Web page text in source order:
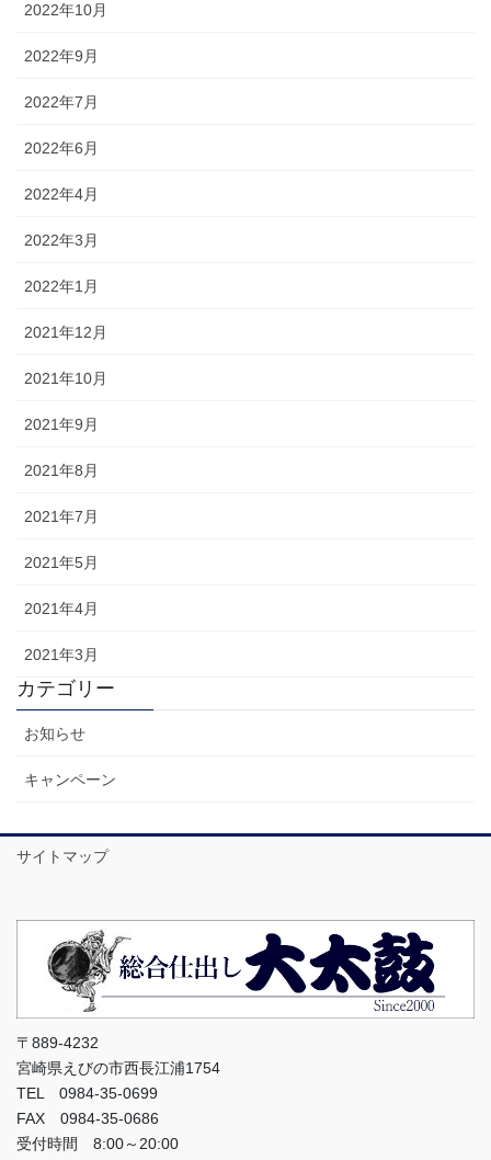
2022年10月
2022年9月
2022年7月
2022年6月
2022年4月
2022年3月
2022年1月
2021年12月
2021年10月
2021年9月
2021年8月
2021年7月
2021年5月
2021年4月
2021年3月
カテゴリー
お知らせ
キャンペーン
サイトマップ
〒889-4232
宮崎県えびの市西長江浦1754
TEL 0984-35-0699
FAX 0984-35-0686
受付時間 8:00～20:00